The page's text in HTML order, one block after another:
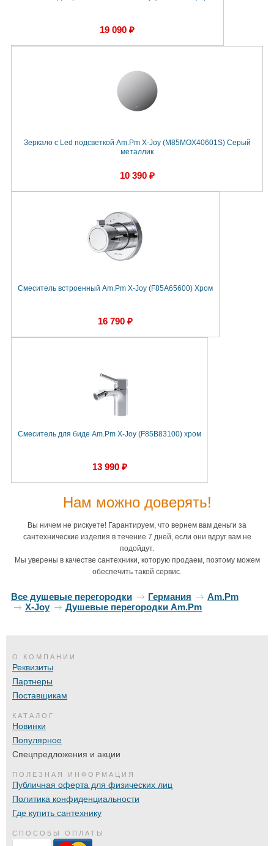
19 090 ₽
Зеркало с Led подсветкой Am.Pm X-Joy (M85MOX40601S) Серый
металлик
10 390 ₽
Смеситель встроенный Am.Pm X-Joy (F85A65600) Хром
16 790 ₽
Смеситель для биде Am.Pm X-Joy (F85B83100) хром
13 990 ₽
Нам можно доверять!
Вы ничем не рискуете! Гарантируем, что вернем вам деньги за
сантехнические изделия в течение 7 дней, если они вдруг вам не
подойдут.
Мы уверены в качестве сантехники, которую продаем, поэтому можем
обеспечить такой сервис.
Все душевые перегородки Германия
Am.Pm
X-Joy
Душевые перегородки Am.Pm
О КОМПАНИИ
Реквизиты
Партнеры
Поставщикам
КАТАЛОГ
Новинки
Популярное
Спецпредложения и акции
ПОЛЕЗНАЯ ИНФОРМАЦИЯ
Публичная оферта для физических лиц
Политика конфиденциальности
Где купить сантехнику
СПОСОБЫ ОПЛАТЫ